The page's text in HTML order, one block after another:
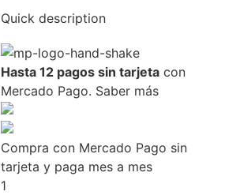
Quick description
Hasta 12 pagos sin tarjeta con
Mercado Pago. Saber más
Compra con Mercado Pago sin
tarjeta y paga mes a mes
1